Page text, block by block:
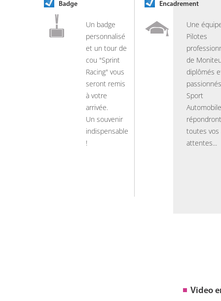
Badge
Un badge
personnalisé
et un tour de
cou "Sprint
Racing" vous
seront remis
à votre
arrivée.
Un souvenir
indispensable
!
Encadrement
Une
Pilotes
de
diplômés
Sport
Automobile
toutes vos
attentes...
Video